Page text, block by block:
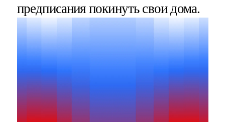
предписания покинуть свои дома.